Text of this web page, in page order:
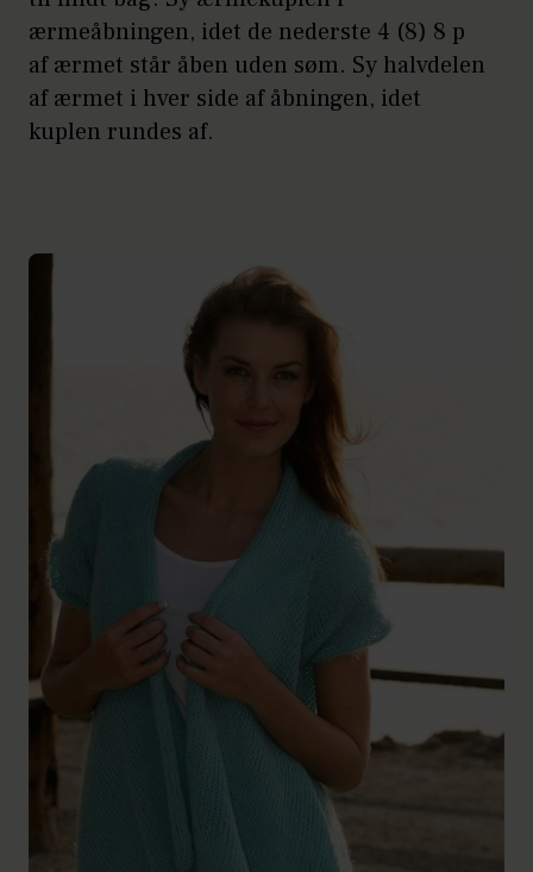
ærmeåbningen, idet de nederste 4 (8) 8 p
af ærmet står åben uden søm. Sy halvdelen
af ærmet i hver side af åbningen, idet
kuplen rundes af.